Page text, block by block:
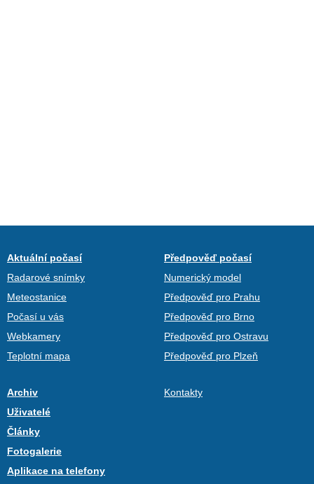
Aktuální počasí
Radarové snímky
Meteostanice
Počasí u vás
Webkamery
Teplotní mapa
Předpověď počasí
Numerický model
Předpověď pro Prahu
Předpověď pro Brno
Předpověď pro Ostravu
Předpověď pro Plzeň
Archiv
Uživatelé
Články
Fotogalerie
Aplikace na telefony
Kontakty